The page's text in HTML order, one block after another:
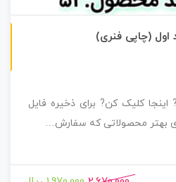
اول (چاپی فنری)
کلیک کن? برای ذخیره فایل
بهتر محصولاتی که سفارش…